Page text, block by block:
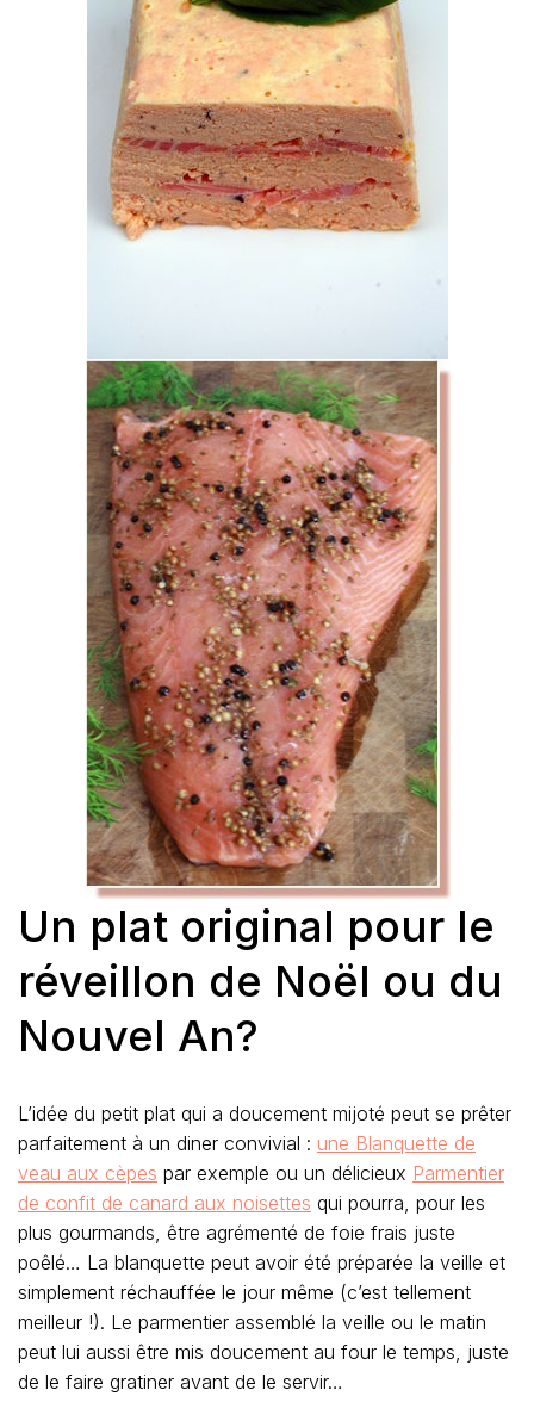
Un plat original pour le
réveillon de Noël ou du
Nouvel An?
L’idée du petit plat qui a doucement mijoté peut se prêter
parfaitement à un diner convivial : une Blanquette de
veau aux cèpes par exemple ou un délicieux Parmentier
de confit de canard aux noisettes qui pourra, pour les
plus gourmands, être agrémenté de foie frais juste
poêlé… La blanquette peut avoir été préparée la veille et
simplement réchauffée le jour même (c’est tellement
meilleur !). Le parmentier assemblé la veille ou le matin
peut lui aussi être mis doucement au four le temps, juste
de le faire gratiner avant de le servir…